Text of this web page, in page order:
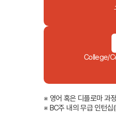
College/
※ 영어 혹은 디플로마 과
※ BC주 내의 무급 인턴